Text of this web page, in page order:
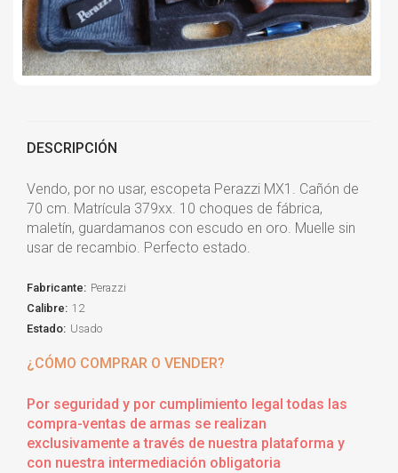
DESCRIPCIÓN
Vendo, por no usar, escopeta Perazzi MX1. Cañón de
70 cm. Matrícula 379xx. 10 choques de fábrica,
maletín, guardamanos con escudo en oro. Muelle sin
usar de recambio. Perfecto estado.
Fabricante: Perazzi
Calibre: 12
Estado: Usado
¿CÓMO COMPRAR O VENDER?
Por seguridad y por cumplimiento legal todas las
compra-ventas de armas se realizan
exclusivamente a través de nuestra plataforma y
con nuestra intermediación obligatoria